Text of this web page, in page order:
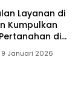
Layanan di
Kumpulkan
di
9 Januari 2026